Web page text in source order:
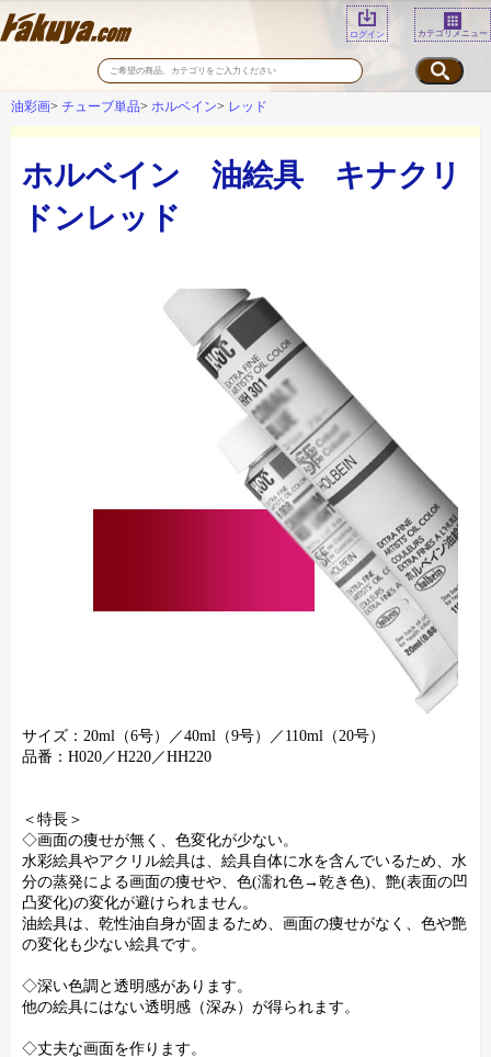
ログイン カテゴリメニュー
油彩画 チューブ単品 ホルベイン レッド
ホルベイン 油絵具 キナクリ
ドンレッド
サイズ：20ml（6号）／40ml（9号）／110ml（20号）
品番：H020／H220／HH220
＜特長＞
◇画面の痩せが無く、色変化が少ない。
水彩絵具やアクリル絵具は、絵具自体に水を含んでいるため、水
分の蒸発による画面の痩せや、色(濡れ色→乾き色)、艶(表面の凹
凸変化)の変化が避けられません。
油絵具は、乾性油自身が固まるため、画面の痩せがなく、色や艶
の変化も少ない絵具です。
◇深い色調と透明感があります。
他の絵具にはない透明感（深み）が得られます。
◇丈夫な画面を作ります。